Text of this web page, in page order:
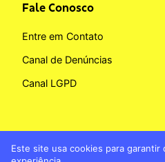
Fale Conosco
Entre em Contato
Canal de Denúncias
Canal LGPD
Este site usa cookies para